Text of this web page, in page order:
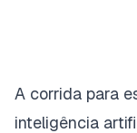
A corrida para
inteligência